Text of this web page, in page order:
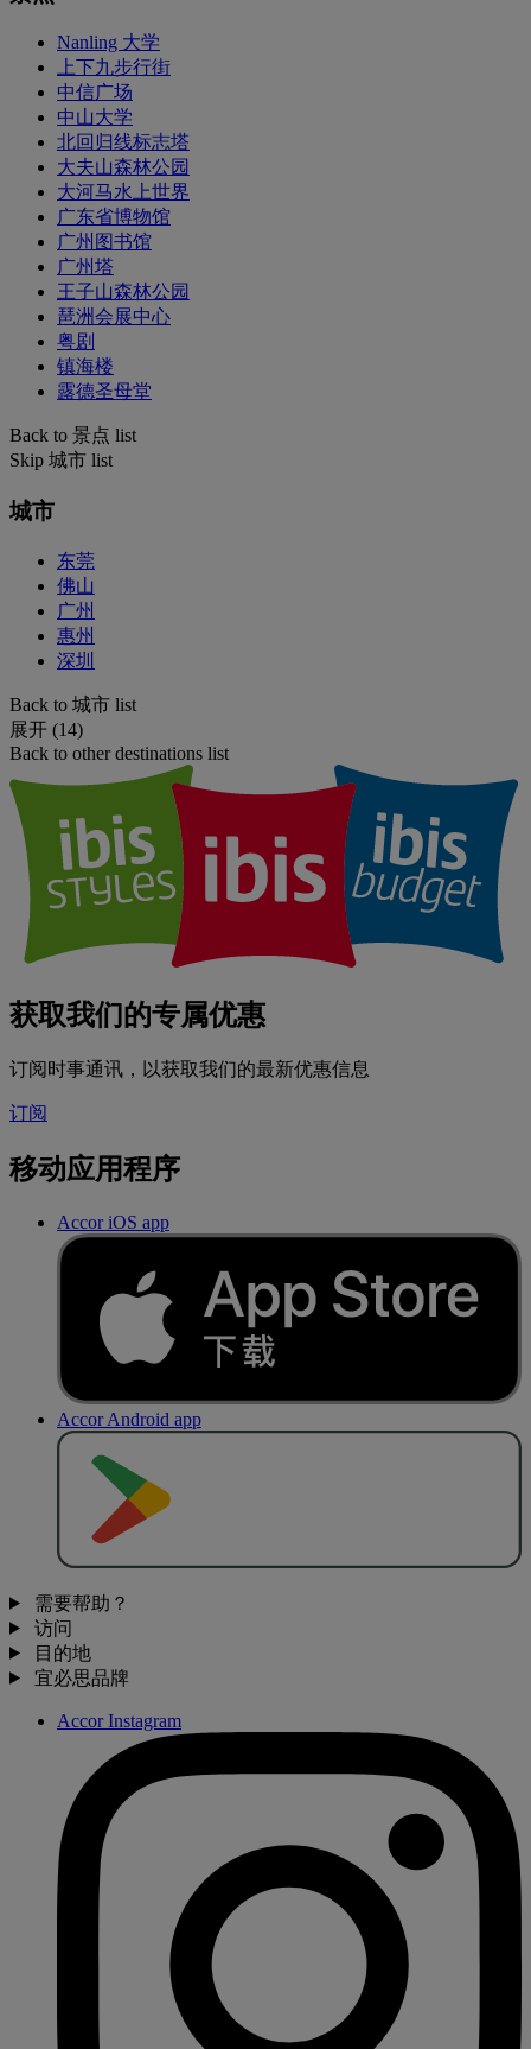
Nanling 大学
上下九步行街
中信广场
中山大学
北回归线标志塔
大夫山森林公园
大河马水上世界
广东省博物馆
广州图书馆
广州塔
王子山森林公园
琶洲会展中心
粤剧
镇海楼
露德圣母堂
Back to 景点 list
Skip 城市 list
城市
东莞
佛山
广州
惠州
深圳
Back to 城市 list
展开 (14)
Back to other destinations list
获取我们的专属优惠
订阅时事通讯，以获取我们的最新优惠信息
订阅
移动应用程序
Accor iOS app
Accor Android app
需要帮助？
访问
目的地
宜必思品牌
Accor Instagram